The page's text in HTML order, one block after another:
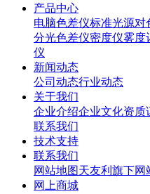
产品中心
电脑色差仪标准光源对
分光色差仪密度仪雾度
仪
新闻动态
公司动态行业动态
关于我们
企业介绍企业文化资质
联系我们
技术支持
联系我们
网站地图天友利旗下网
网上商城